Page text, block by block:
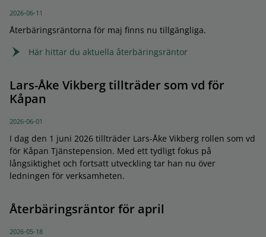
2026-06-11
Återbäringsräntorna för maj finns nu tillgängliga.
Här hittar du aktuella återbäringsräntor
Lars-Åke Vikberg tillträder som vd för
Kåpan
2026-06-01
I dag den 1 juni 2026 tillträder Lars-Åke Vikberg rollen som vd
för Kåpan Tjänstepension. Med ett tydligt fokus på
långsiktighet och fortsatt utveckling tar han nu över
ledningen för verksamheten.
Återbäringsräntor för april
2026-05-18